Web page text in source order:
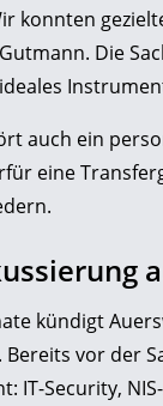
konnten
Die
auch ein
eine
kündigt
Bereits vor der
IT-Security,